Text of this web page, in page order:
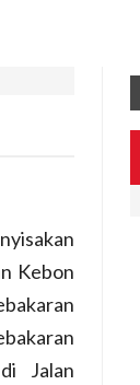
Kebon
Jalan